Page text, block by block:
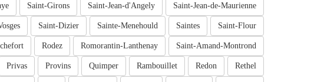
Saint-Jean-de-Maurienne
Saint-Jean-d'Angely
Saint-Girons
Saint-Flour
Saintes
Sainte-Menehould
Saint-Dizier
Saint-Amand-Montrond
Romorantin-Lanthenay
Rodez
Rethel
Redon
Rambouillet
Quimper
Provins
Privas